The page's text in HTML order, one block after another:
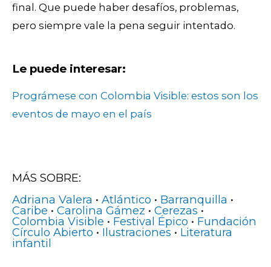
final. Que puede haber desafíos, problemas,
pero siempre vale la pena seguir intentado.
Le puede interesar:
Prográmese con Colombia Visible: estos son los
eventos de mayo en el país
MÁS SOBRE:
Adriana Valera • Atlántico • Barranquilla •
Caribe • Carolina Gámez • Cerezas •
Colombia Visible • Festival Épico • Fundación
Círculo Abierto • Ilustraciones • Literatura
infantil